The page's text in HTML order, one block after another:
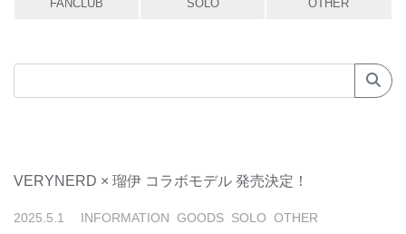
FANCLUB SOLO OTHER
VERYNERD × 瑠伊 コラボモデル 発売決定！
2025 5 1 INFORMATION GOODS SOLO OTHER